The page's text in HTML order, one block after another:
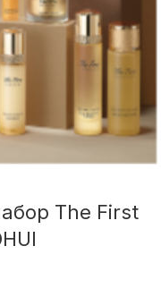
The First